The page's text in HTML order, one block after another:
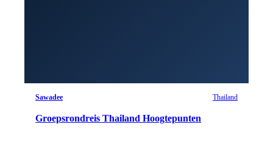
Sawadee Thailand
Groepsrondreis Thailand Hoogtepunten